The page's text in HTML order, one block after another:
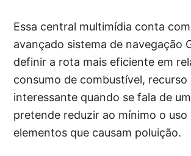
Essa central multimídia conta
avançado sistema de navegação
definir a rota mais eficiente em
consumo de combustível,
interessante quando se fala de
pretende reduzir ao mínimo o uso
elementos que causam poluição.